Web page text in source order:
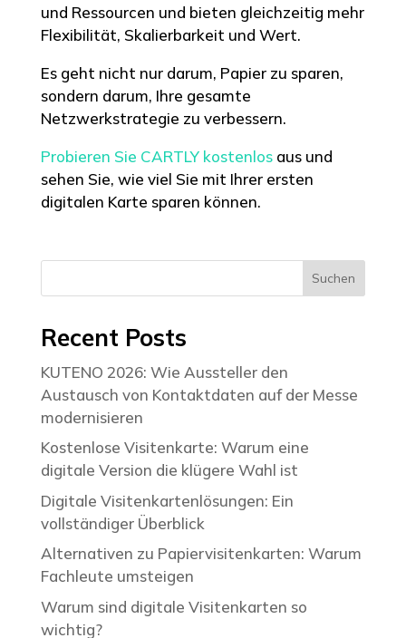
und Ressourcen und bieten gleichzeitig mehr
Flexibilität, Skalierbarkeit und Wert.
Es geht nicht nur darum, Papier zu sparen,
sondern darum, Ihre gesamte
Netzwerkstrategie zu verbessern.
Probieren Sie CARTLY kostenlosaus und
sehen Sie, wie viel Sie mit Ihrer ersten
digitalen Karte sparen können.
Suchen
Recent Posts
KUTENO 2026: Wie Aussteller den
Austausch von Kontaktdaten auf der Messe
modernisieren
Kostenlose Visitenkarte: Warum eine
digitale Version die klügere Wahl ist
Digitale Visitenkartenlösungen: Ein
vollständiger Überblick
Alternativen zu Papiervisitenkarten: Warum
Fachleute umsteigen
Warum sind digitale Visitenkarten so
wichtig?